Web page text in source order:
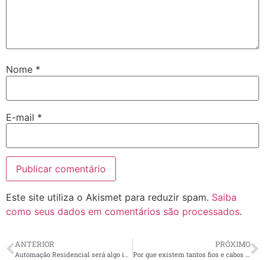
Nome *
E-mail *
Este site utiliza o Akismet para reduzir spam. Saiba
como seus dados em comentários são processados.
ANTERIOR
Automação Residencial será algo indispensável em um futuro próximo
PRÓXIMO
Por que existem tantos fios e cabos nos postes?